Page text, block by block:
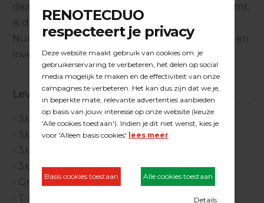
deze bewerkingsmethode regelmatig voorkomt,
is dit in combinatie met de Trivo Disc en de
Numatic HFM 1515G een geweldige oplossing en
investering.
Leveringsomvang Trivo Disc Borstelset
- 3x Borstel P46
- 3x Borstel p60
- 3x Borstel V2A (RVS)
- 3x Non woven afwerkpads met polijstgrid
- Grip handschoenen met nop
- T-Loc transport systainer